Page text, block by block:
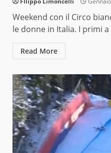
Weekend con il Circo
le donne in Italia. I primi a
Read More